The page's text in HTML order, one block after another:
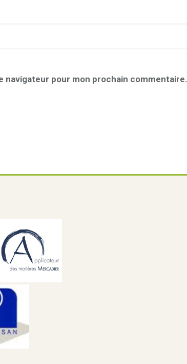
navigateur pour mon prochain commentaire.